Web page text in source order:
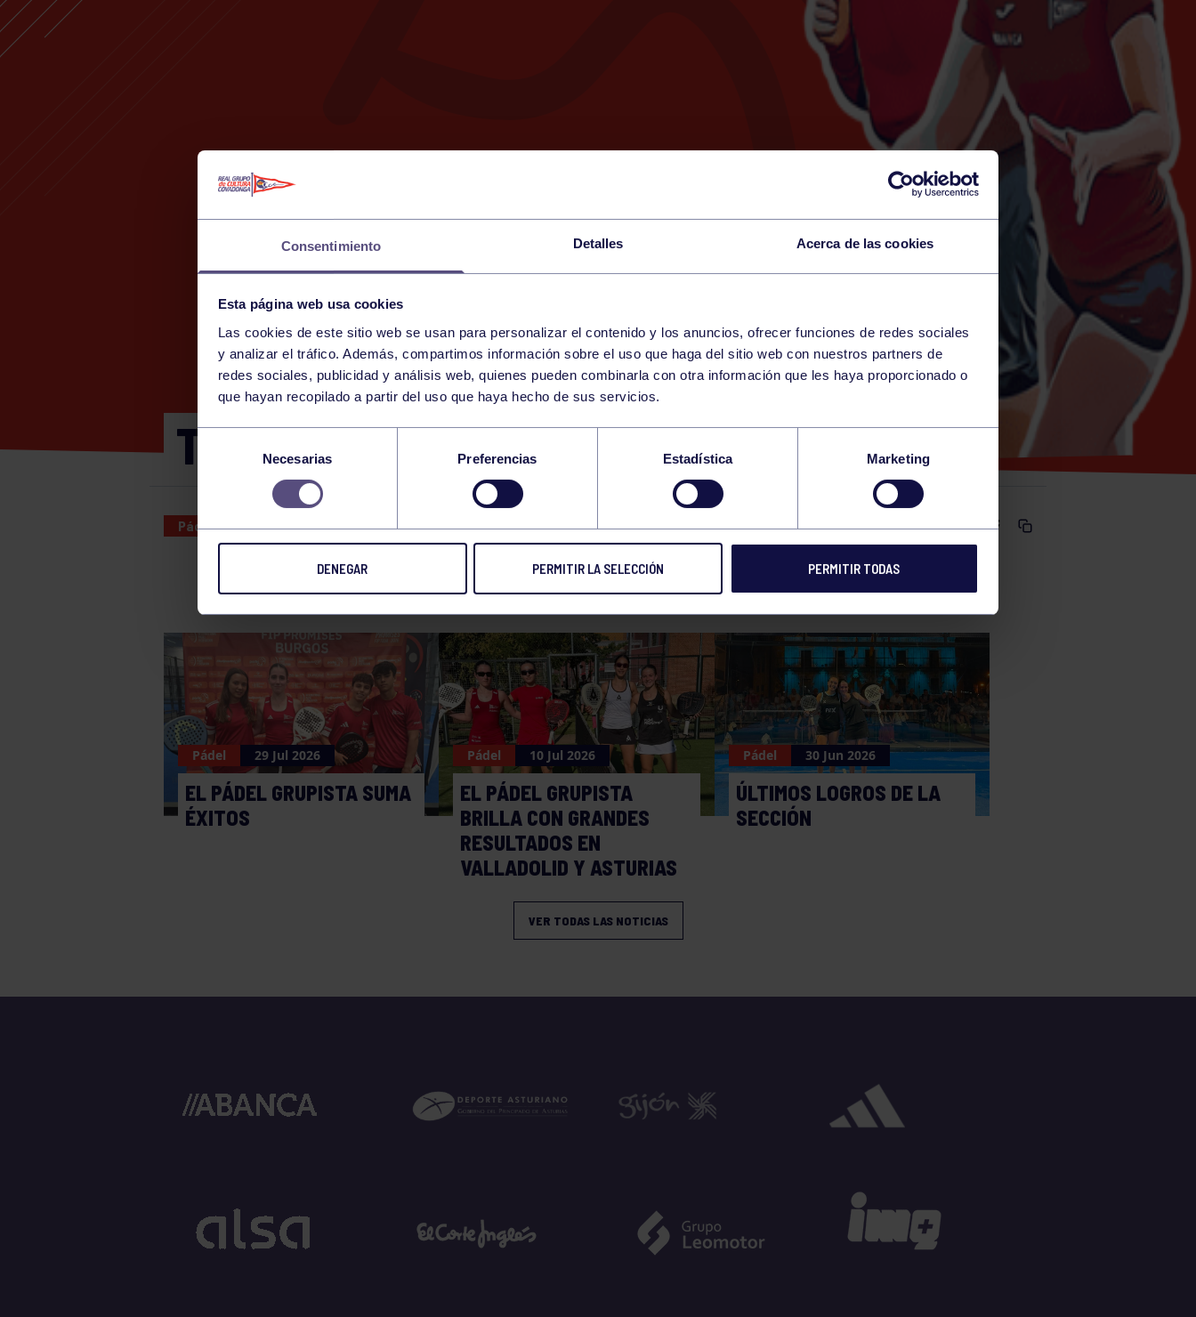
Consentimiento Detalles Acerca de las cookies
Esta página web usa cookies
Las cookies de este sitio web se usan para personalizar el contenido y los anuncios, ofrecer funciones de redes sociales
y analizar el tráfico. Además, compartimos información sobre el uso que haga del sitio web con nuestros partners de
redes sociales, publicidad y análisis web, quienes pueden combinarla con otra información que les haya proporcionado o
que hayan recopilado a partir del uso que haya hecho de sus servicios.
Selección
consentimiento
Necesarias Preferencias Estadística Marketing
DENEGAR PERMITIR LA SELECCIÓN PERMITIR TODAS
11 THURSDAY
JUNE
14:00 h RGCC (MESTAS)
TORNEO HYUNDAI ASTURDAI RGCC
Pádel 11 JUN 2026 Comparte
NOTICIAS RELACIONADAS
Pádel 29 Jul 2026
EL PÁDEL GRUPISTA SUMA
ÉXITOS
Pádel 10 Jul 2026
EL PÁDEL GRUPISTA
BRILLA CON GRANDES
RESULTADOS EN
VALLADOLID Y ASTURIAS
Pádel 30 Jun 2026
ÚLTIMOS LOGROS DE LA
SECCIÓN
VER TODAS LAS NOTICIAS